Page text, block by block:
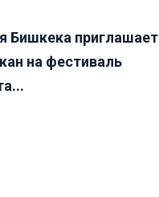
Бишкека приглашает
на фестиваль